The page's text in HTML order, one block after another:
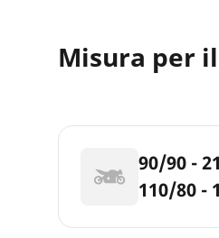
Misura per il
90/90 -
110/80 -